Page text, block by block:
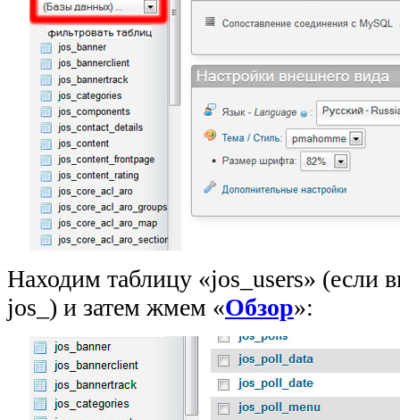
Находим таблицу «jos_users» (если
jos_) и затем жмем «Обзор»: